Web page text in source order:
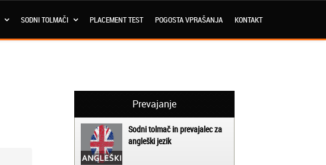
SODNI TOLMAČI PLACEMENT TEST POGOSTA VPRAŠANJA KONTAKT
Prevajanje
Sodni tolmač in prevajalec za
angleški jezik